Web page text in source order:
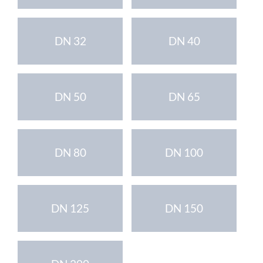
DN 32 DN 40
DN 50 DN 65
DN 80 DN 100
DN 125 DN 150